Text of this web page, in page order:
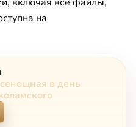
на
в день